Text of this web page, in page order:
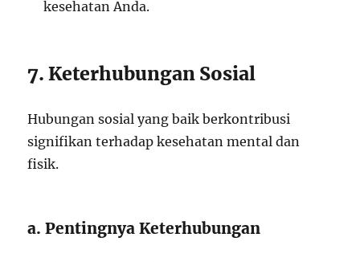
kesehatan Anda.
7. Keterhubungan Sosial
Hubungan sosial yang baik berkontribusi
signifikan terhadap kesehatan mental dan
fisik.
a. Pentingnya Keterhubungan